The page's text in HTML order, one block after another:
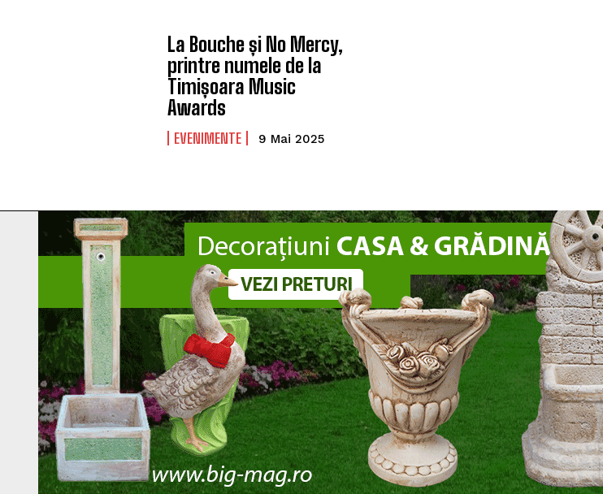
La Bouche și No Mercy,
printre numele de la
Timișoara Music
Awards
EVENIMENTE 9 Mai 2025